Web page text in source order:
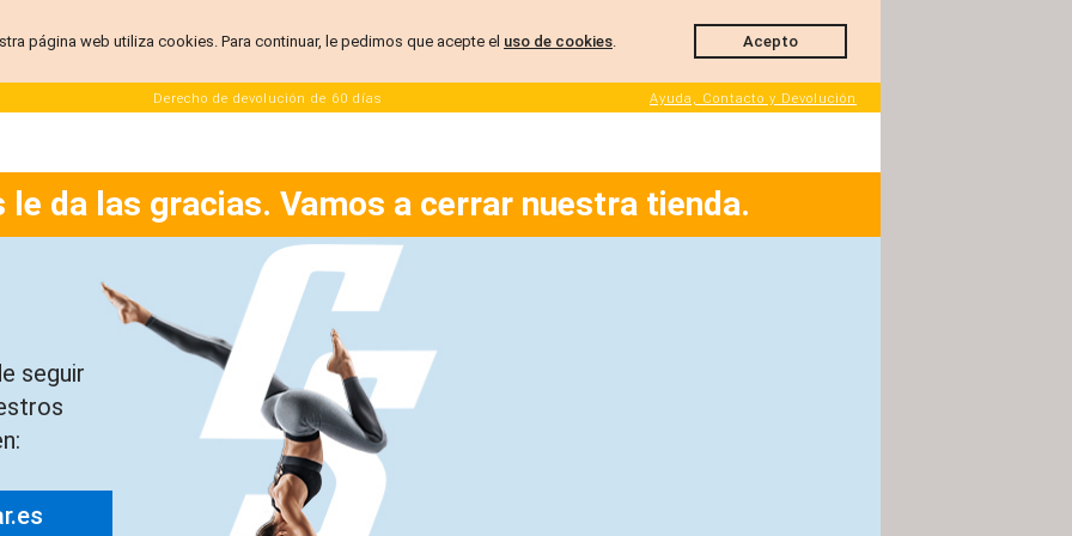
da las gracias. Vamos a cerrar nuestra tienda.
seguir
Derecho de devolución de 60 días Ayuda, Contacto y Devolución
página web utiliza cookies. Para continuar, le pedimos que acepte el uso de cookies. Acepto